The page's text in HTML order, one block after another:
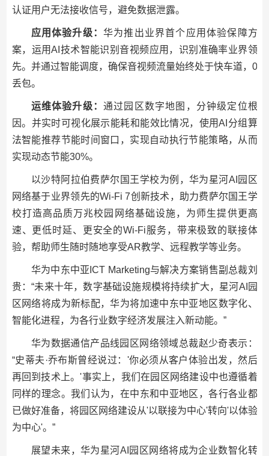
认证用户无法接收信号，避免数据泄露。
应用体验升级：华为推出业界首个应用体验保障方
案，运用AI技术智能识别音视频应用，识别准确率业界领
先。并通过智能调度，确保音视频流量始终处于快车道，0
丢包。
运维体验升级：通过园区数字地图，分钟级定位根
因。并实时可视化展示能耗和能效比情况，使用AI分组算
法智能推荐节能时间窗口，实现自动执行节能策略，从而
实现动态节能30%。
以沙特阿拉伯费萨尔国王学校为例，华为星河AI园区
网络基于业界领先的Wi-Fi 7创新技术，助力费萨尔国王学
校打造高品质万兆校园网络基础设施，为师生提供更高
速、更低时延、更安全的Wi-Fi服务，带来极致的联接体
验，帮助师生随时随地享受AR教学、远程教学等业务。
华为中东中亚ICT Marketing与解决方案销售副总裁刘
贵：“未来十年，数字基础设施规模将持续扩大，星河AI园
区网络将成为新标配，华为将加速中东中亚地区数字化、
智能化进程，为各行业数字经济发展注入新动能。”
华为数据通信产品线园区网络领域总裁赵少奇表示：
“史蒂夫·乔布斯曾经说过：'你必须从客户体验出发，然后
再回到技术上。'事实上，我们在园区网络建设中也遵循着
同样的理念。我们认为，在中东和中亚地区，各行各业都
已做好准备，将园区网络建设从'以联接为中心'转向'以体验
为中心'。”
展望未来，华为星河AI园区网络将成为企业数智化转